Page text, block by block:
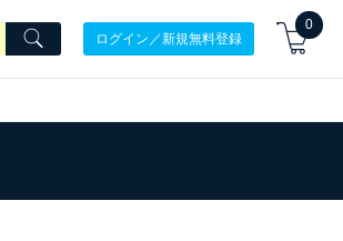
ログイン／新規無料登録
0